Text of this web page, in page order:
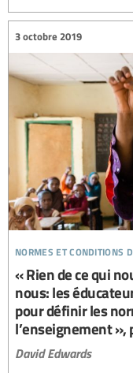
normes et conditions
3 octobre 2019
« Rien de ce qui
nous: les
pour définir les
l’enseignement »,
David Edwards